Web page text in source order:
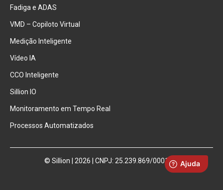
Fadiga e ADAS
VMD – Copiloto Virtual
Medição Inteligente
Vídeo IA
CCO Inteligente
Sillion IO
Monitoramento em Tempo Real
Processos Automatizados
© Sillion | 2026 | CNPJ: 25.239.869/0001-14